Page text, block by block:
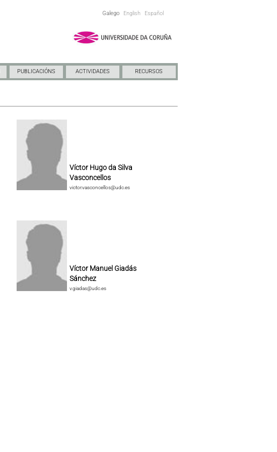
Galego English Español
PUBLICACIÓNS ACTIVIDADES RECURSOS
Víctor Hugo da Silva
Vasconcellos
victor.vasconcellos@udc.es
Víctor Manuel Giadás
Sánchez
v.giadas@udc.es